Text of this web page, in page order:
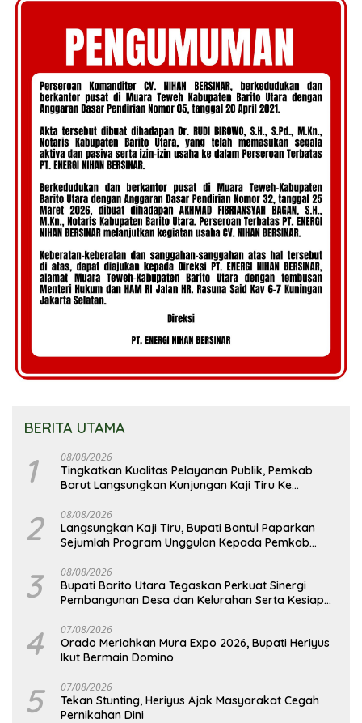
BERITA UTAMA
1 08/08/2026
Tingkatkan Kualitas Pelayanan Publik, Pemkab
Barut Langsungkan Kunjungan Kaji Tiru Ke
2 08/08/2026
Langsungkan Kaji Tiru, Bupati Bantul Paparkan
Sejumlah Program Unggulan Kepada Pemkab
3 08/08/2026
Bupati Barito Utara Tegaskan Perkuat Sinergi
Pembangunan Desa dan Kelurahan Serta Kesiapan
4 07/08/2026
Orado Meriahkan Mura Expo 2026, Bupati Heriyus
Ikut Bermain Domino
5 07/08/2026
Tekan Stunting, Heriyus Ajak Masyarakat Cegah
Pernikahan Dini